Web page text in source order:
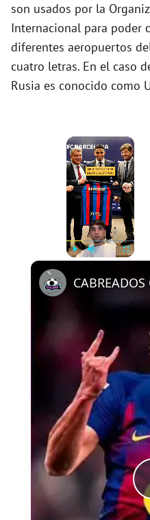
son usados por la
Internacional para poder
diferentes aeropuertos
cuatro letras. En el caso
Rusia es conocido como
×